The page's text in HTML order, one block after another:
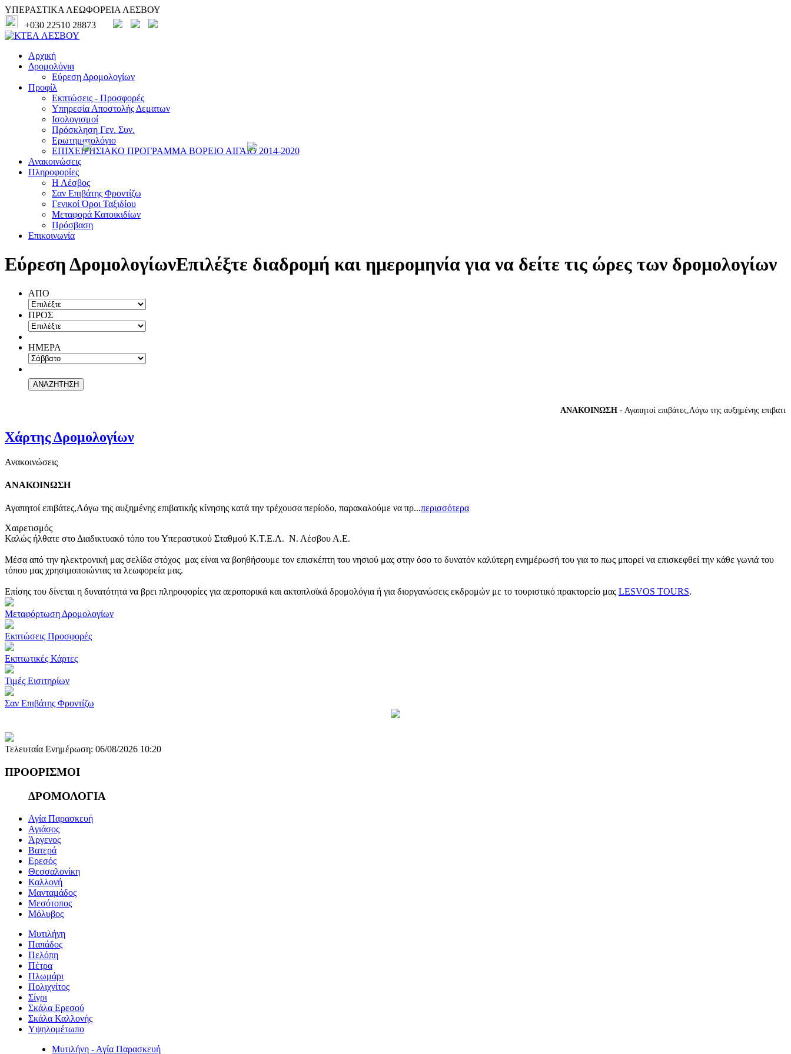
ΥΠΕΡΑΣΤΙΚΑ ΛΕΩΦΟΡΕΙΑ ΛΕΣΒΟΥ
+030 22510 28873
Αρχική
Δρομολόγια
Εύρεση Δρομολογίων
Προφίλ
Εκπτώσεις - Προσφορές
Υπηρεσία Αποστολής Δεματων
Ισολογισμοί
Πρόσκληση Γεν. Συν.
Ερωτηματολόγιο
ΕΠΙΧΕΙΡΗΣΙΑΚΟ ΠΡΟΓΡΑΜΜΑ ΒΟΡΕΙΟ ΑΙΓΑΙΟ 2014-2020
Ανακοινώσεις
Πληροφορίες
Η Λέσβος
Σαν Επιβάτης Φροντίζω
Γενικοί Όροι Ταξιδίου
Μεταφορά Κατοικιδίων
Πρόσβαση
Επικοινωνία
Εύρεση ΔρομολογίωνΕπιλέξτε διαδρομή και ημερομηνία για να δείτε τις ώρες των δρομολογίων
ΑΠΟ
ΠΡΟΣ
ΗΜΕΡΑ
ΑΝΑΚΟΙΝΩΣΗ- Αγαπητοί επιβάτες,Λόγω της αυξημένης επιβατικής
Χάρτης Δρομολογίων
Ανακοινώσεις
ΑΝΑΚΟΙΝΩΣΗ
Αγαπητοί επιβάτες,Λόγω της αυξημένης επιβατικής κίνησης κατά την τρέχουσα περίοδο, παρακαλούμε να πρ...περισσότερα
Χαιρετισμός
Καλώς ήλθατε στο Διαδικτυακό τόπο του Υπεραστικού Σταθμού Κ.Τ.Ε.Λ. Ν. Λέσβου Α.Ε.
Μέσα από την ηλεκτρονική μας σελίδα στόχος μας είναι να βοηθήσουμε τον επισκέπτη του νησιού μας στην όσο το δυνατόν καλύτερη ενημέρωσή του για το πως μπορεί να επισκεφθεί την κάθε γωνιά του
τόπου μας χρησιμοποιώντας τα λεωφορεία μας.
Επίσης του δίνεται η δυνατότητα να βρει πληροφορίες για αεροπορικά και ακτοπλοϊκά δρομολόγια ή για διοργανώσεις εκδρομών με το τουριστικό πρακτορείο μας LESVOS TOURS.
Μεταφόρτωση Δρομολογίων
Εκπτώσεις Προσφορές
Εκπτωτικές Κάρτες
Τιμές Εισιτηρίων
Σαν Επιβάτης Φροντίζω
Τελευταία Ενημέρωση: 06/08/2026 10:20
ΠΡΟΟΡΙΣΜΟΙ
ΔΡΟΜΟΛΟΓΙΑ
Αγία Παρασκευή
Αγιάσος
Άργενος
Βατερά
Ερεσός
Θεσσαλονίκη
Καλλονή
Μανταμάδος
Μεσότοπος
Μόλυβος
Μυτιλήνη
Παπάδος
Πελόπη
Πέτρα
Πλωμάρι
Πολιχνίτος
Σίγρι
Σκάλα Ερεσού
Σκάλα Καλλονής
Υψηλομέτωπο
Μυτιλήνη - Αγία Παρασκευή